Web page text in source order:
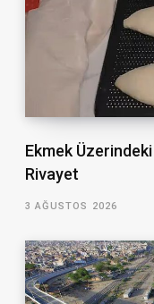
Ekmek
Rivayet
3 AĞUSTOS 2026